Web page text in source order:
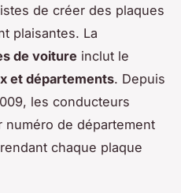
de créer des plaques
plaisantes. La
de voiture inclut le
et départements. Depuis
les conducteurs
de département
chaque plaque